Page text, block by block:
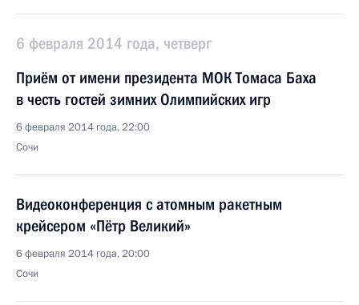
6 февраля 2014 года, четверг
Приём от имени президента МОК Томаса Баха
в честь гостей зимних Олимпийских игр
6 февраля 2014 года, 22:00
Сочи
Видеоконференция с атомным ракетным
крейсером «Пётр Великий»
6 февраля 2014 года, 20:00
Сочи